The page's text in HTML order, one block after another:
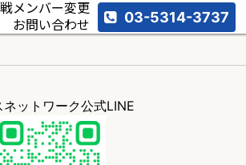
メンバー変更
お問い合わせ 03-5314-3737
ネットワーク公式LINE